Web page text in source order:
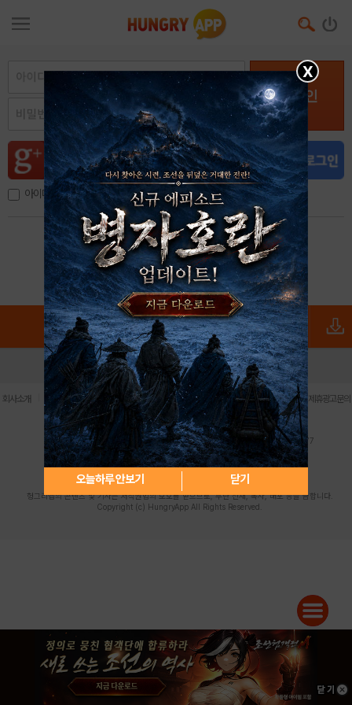
로그인
아이디, 이메일 저장
아이디 / 비밀번호 찾기 회원가입
X
오늘하루 안보기 닫기
로그인 PC버전 전체앱
회사소개 이용약관 | 개인정보 처리방침 | 청소년 보호정책 | 불법촬영물 신고센터 | 제휴광고문의
사업자등록번호:119-86-61101 (주)스마트나우 대표이사:송현두
주소: 서울시 금천구 가산디지털1로 171 연락처:063-284-8635 팩스:02-6265-0377
청소년보호책임자:김동욱desk@hungryapp.co.kr
등록번호:서울아02322 | 등록일자:2016년4월25일
발행인:(주)스마트나우 송현두 | 편집인:김동욱
헝그리앱의 콘텐츠 및 기사는 저작권법의 보호를 받으므로, 무단 전재, 복사, 배포 등을 금합니다.
Copyright (c) HungryApp All Rights Reserved.